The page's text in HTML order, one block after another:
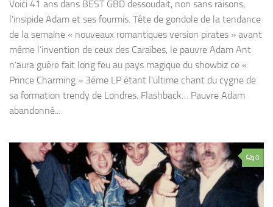
Voici 41 ans dans BEST GBD dessoudait, non sans raisons,
l’insipide Adam et ses fourmis. Tête de gondole de la tendance
de la semaine « nouveaux romantiques version pirates » avant
même l’invention de ceux des Caraïbes, le pauvre Adam Ant
n’aura guère fait long feu au pays magique du showbiz ce «
Prince Charming » 3éme LP étant l’ultime chant du cygne de
sa formation trendy de Londres. Flashback… Pauvre Adam
abandonné...
0